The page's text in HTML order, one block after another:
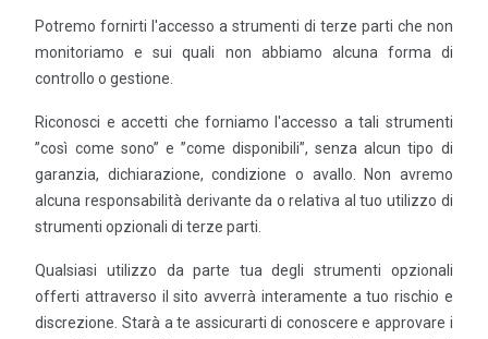
Potremo fornirti l'accesso a strumenti di terze parti che non
monitoriamo e sui quali non abbiamo alcuna forma di
controllo o gestione.
Riconosci e accetti che forniamo l'accesso a tali strumenti
”così come sono” e ”come disponibili”, senza alcun tipo di
garanzia, dichiarazione, condizione o avallo. Non avremo
alcuna responsabilità derivante da o relativa al tuo utilizzo di
strumenti opzionali di terze parti.
Qualsiasi utilizzo da parte tua degli strumenti opzionali
offerti attraverso il sito avverrà interamente a tuo rischio e
discrezione. Starà a te assicurarti di conoscere e approvare i